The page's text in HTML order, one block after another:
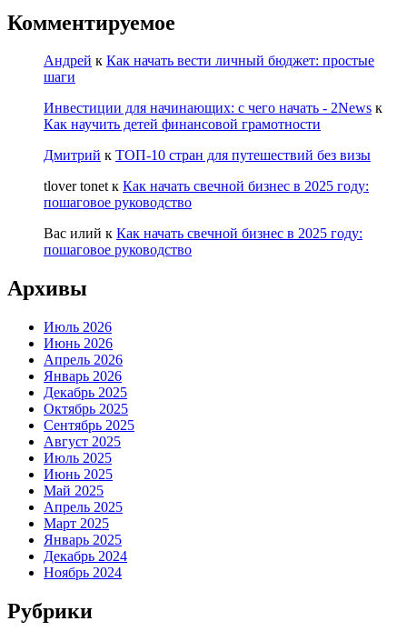
Комментируемое
Андрей к Как начать вести личный бюджет: простые
шаги
Инвестиции для начинающих: с чего начать - 2News к
Как научить детей финансовой грамотности
Дмитрий к ТОП-10 стран для путешествий без визы
tlover tonetк Как начать свечной бизнес в 2025 году:
пошаговое руководство
Вас илий к Как начать свечной бизнес в 2025 году:
пошаговое руководство
Архивы
Июль 2026
Июнь 2026
Апрель 2026
Январь 2026
Декабрь 2025
Октябрь 2025
Сентябрь 2025
Август 2025
Июль 2025
Июнь 2025
Май 2025
Апрель 2025
Март 2025
Январь 2025
Декабрь 2024
Ноябрь 2024
Рубрики